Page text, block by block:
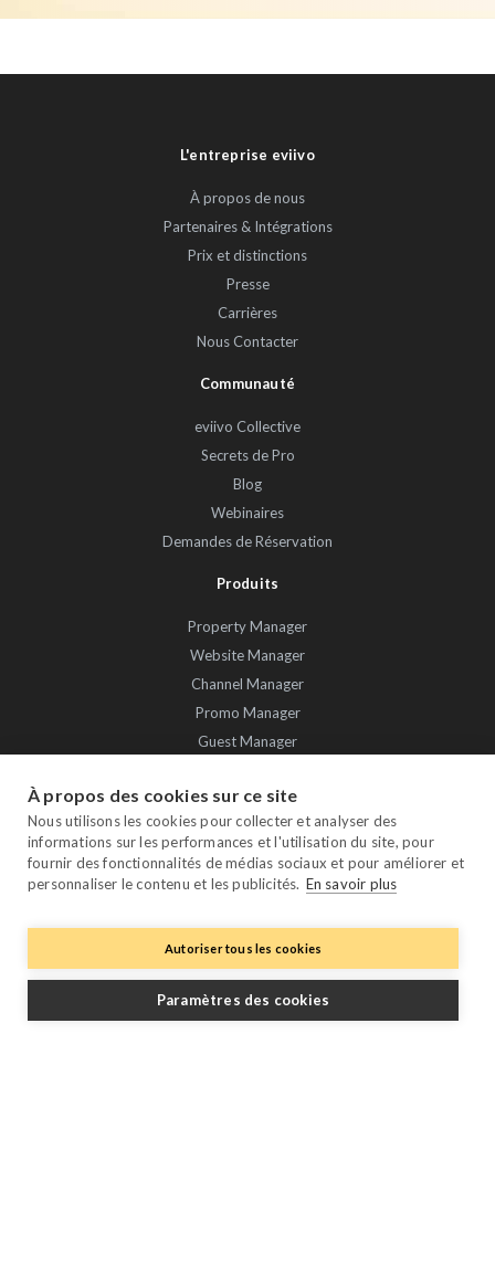
L'entreprise eviivo
À propos de nous
Partenaires & Intégrations
Prix et distinctions
Presse
Carrières
Nous Contacter
Communauté
eviivo Collective
Secrets de Pro
Blog
Webinaires
Demandes de Réservation
Produits
Property Manager
Website Manager
Channel Manager
Promo Manager
Guest Manager
Payment Manager
Owner Manager
Trustpilot
À propos des cookies sur ce site
Nous utilisons les cookies pour collecter et analyser des
informations sur les performances et l'utilisation du site, pour
fournir des fonctionnalités de médias sociaux et pour améliorer et
personnaliser le contenu et les publicités. En savoir plus
Autoriser tous les cookies
Paramètres des cookies